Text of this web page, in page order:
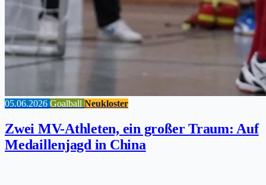
05.06.2026 Goalball Neukloster
Zwei MV-Athleten, ein großer Traum: Auf
Medaillenjagd in China